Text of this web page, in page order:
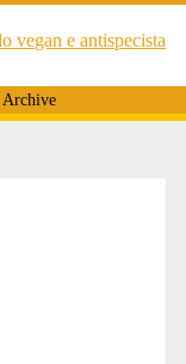
Archive